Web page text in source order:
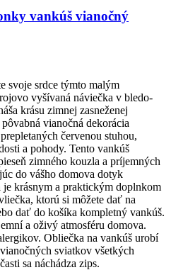
vankúš vianočný
svoje srdce týmto malým
vyšívaná náviečka v bledo-
krásu zimnej zasneženej
vianočná dekorácia
červenou stuhou,
a pohody. Tento vankúš
zimného kouzla a príjemných
do vášho domova dotyk
je krásnym a praktickým doplnkom
ktorú si môžete dať na
dať do košíka kompletný vankúš.
a oživý atmosféru domova.
Obliečka na vankúš urobí
sviatkov všetkých
sa náchádza zips.